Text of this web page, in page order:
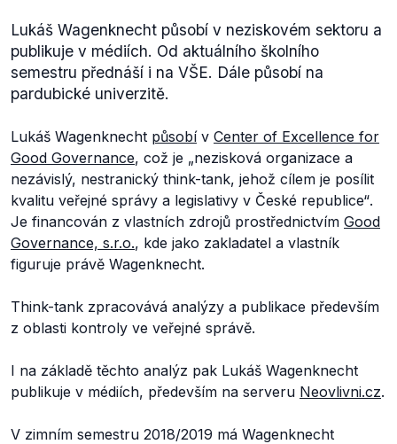
Lukáš Wagenknecht působí v neziskovém sektoru a
publikuje v médiích. Od aktuálního školního
semestru přednáší i na VŠE. Dále působí na
pardubické univerzitě.
Lukáš Wagenknecht působív Center of Excellence for
Good Governance, což je „nezisková organizace a
nezávislý, nestranický think-tank, jehož cílem je posílit
kvalitu veřejné správy a legislativy v České republice“.
Je financován z vlastních zdrojů prostřednictvím Good
Governance, s.r.o., kde jako zakladatel a vlastník
figuruje právě Wagenknecht.
Think-tank zpracovává analýzy a publikace především
z oblasti kontroly ve veřejné správě.
I na základě těchto analýz pak Lukáš Wagenknecht
publikuje v médiích, především na serveru Neovlivni.cz.
V zimním semestru 2018/2019 má Wagenknecht